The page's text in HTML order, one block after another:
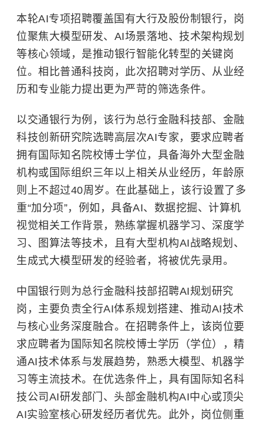
本轮AI专项招聘覆盖国有大行及股份制银行，岗
位聚焦大模型研发、AI场景落地、技术架构规划
等核心领域，是推动银行智能化转型的关键岗
位。相比普通科技岗，此次招聘对学历、从业经
历和专业能力提出更为严苛的筛选条件。
以交通银行为例，该行为总行金融科技部、金融
科技创新研究院选聘高层次AI专家，要求应聘者
拥有国际知名院校博士学位，具备海外大型金融
机构或 国际组织 三年以上相关从业经历，年龄原
则上不超过40周岁。在此基础上，该行设置了多
重“加分项”，例如，具备AI、数据挖掘、计算机
视觉相关工作背景，熟练掌握机器学习 、深度学
习、图算法等技术，且有大型机构AI战略规划、
生成式大模型研发的经验者，将被优先录用。
中国银行则为总行金融科技部招聘AI规划研究
岗，主要负责全行AI体系规划搭建、推动AI技术
与核心业务深度融合。在招聘条件上，该岗位要
求应聘者为国际知名院校博士学历（学位），精
通AI技术体系与发展趋势，熟悉大模型、机器学
习等主流技术。在优选条件上，具有国际知名科
技公司AI研发部门、头部金融机构AI中心或顶尖
AI实验室核心研发经历者优先。此外，岗位侧重